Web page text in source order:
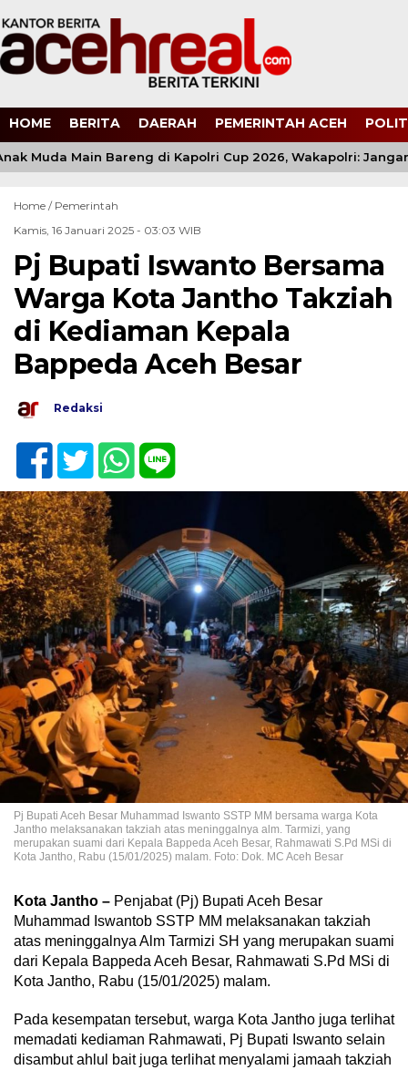
HOME BERITA DAERAH PEMERINTAH ACEH
Muda Main Bareng di Kapolri Cup 2026, Wakapolri:
Home / Pemerintah
Kamis, 16 Januari 2025 - 03:03 WIB
Pj Bupati Iswanto Bersama
Warga Kota Jantho Takziah
di Kediaman Kepala
Bappeda Aceh Besar
Redaksi
Pj Bupati Aceh Besar Muhammad Iswanto SSTP MM bersama warga Kota
Jantho melaksanakan takziah atas meninggalnya alm. Tarmizi, yang
merupakan suami dari Kepala Bappeda Aceh Besar, Rahmawati S.Pd MSi di
Kota Jantho, Rabu (15/01/2025) malam. Foto: Dok. MC Aceh Besar
Kota Jantho – Penjabat (Pj) Bupati Aceh Besar
Muhammad Iswantob SSTP MM melaksanakan takziah
atas meninggalnya Alm Tarmizi SH yang merupakan suami
dari Kepala Bappeda Aceh Besar, Rahmawati S.Pd MSi di
Kota Jantho, Rabu (15/01/2025) malam.
Pada kesempatan tersebut, warga Kota Jantho juga terlihat
memadati kediaman Rahmawati, Pj Bupati Iswanto selain
disambut ahlul bait juga terlihat menyalami jamaah takziah